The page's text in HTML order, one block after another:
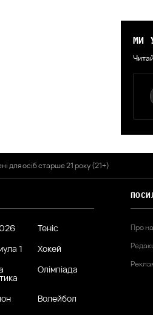
МИ
для осіб старше 21 року (21+)
Теніс
1
Хокей
Олімпіада
Волейбол
Про